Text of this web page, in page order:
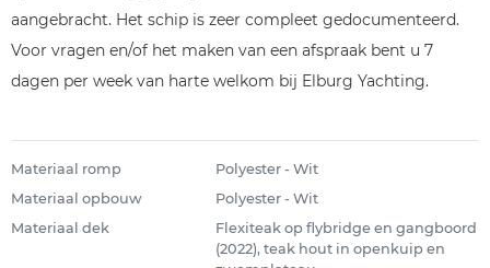
aangebracht. Het schip is zeer compleet gedocumenteerd.
Voor vragen en/of het maken van een afspraak bent u 7
dagen per week van harte welkom bij Elburg Yachting.
Materiaal romp
Polyester - Wit
Materiaal opbouw
Polyester - Wit
Materiaal dek
Flexiteak op flybridge en gangboord
(2022), teak hout in openkuip en